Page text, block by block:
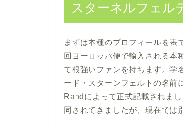
スターネルフェル
まずは本種のプロフィールを表
回ヨーロッパ便で輸入される本
て根強いファンを持ちます。学
ード・スターンフェルトの名
Randによって正式記載されま
同されてきましたが、現在では